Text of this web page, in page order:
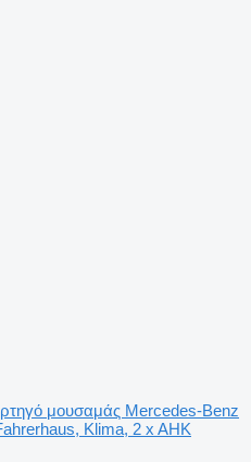
μουσαμάς Mercedes-Benz
Klima, 2 x AHK